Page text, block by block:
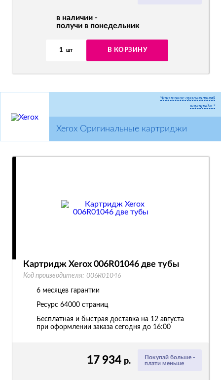
в наличии -
получи в понедельник
1 шт В КОРЗИНУ
Что такое оригинальный
картридж?
Xerox Оригинальные картриджи
Покупай больше -
плати меньше
17 934 р.
Картридж Xerox 006R01046 две тубы
Код производителя: 006R01046
6 месяцев гарантии
Ресурс 64000 страниц
Бесплатная и быстрая доставка на 12 августа
при оформлении заказа сегодня до 16:00